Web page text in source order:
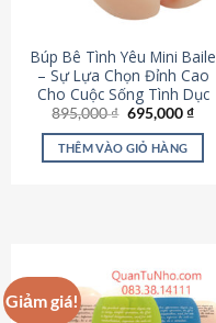
thể
chọn
trên
trang
sản
phẩm
Búp Bê Tình Yêu Mini Baile
– Sự Lựa Chọn Đỉnh Cao
Cho Cuộc Sống Tình Dục
895,000₫ Giá
là:
895,000 ₫.
695,000₫Giá
tại
THÊM VÀO GIỎ HÀNG
Giảm giá!